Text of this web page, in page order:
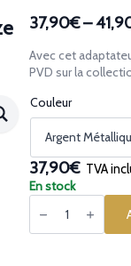
37,90€–
Plage
de
prix :
à
41,90€
Avec cet
PVD sur la
Couleur
37,90€ TVA
En stock
quantité
de
Métallique